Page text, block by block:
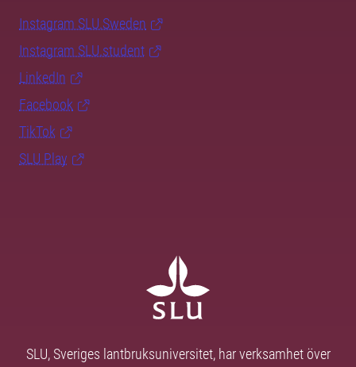
Instagram SLU.Sweden
Instagram SLU.student
LinkedIn
Facebook
TikTok
SLU Play
SLU, Sveriges lantbruksuniversitet, har verksamhet över